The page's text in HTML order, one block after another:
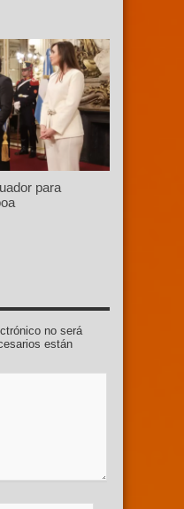
para
no será
están